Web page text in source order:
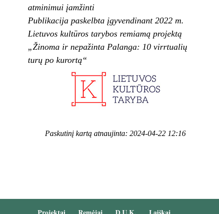
atminimui įamžinti
Publikacija paskelbta įgyvendinant 2022 m.
Lietuvos kultūros tarybos remiamą projektą
„Žinoma ir nepažinta Palanga: 10 virrtualių
turų po kurortą“
Paskutinį kartą atnaujinta: 2024-04-22 12:16